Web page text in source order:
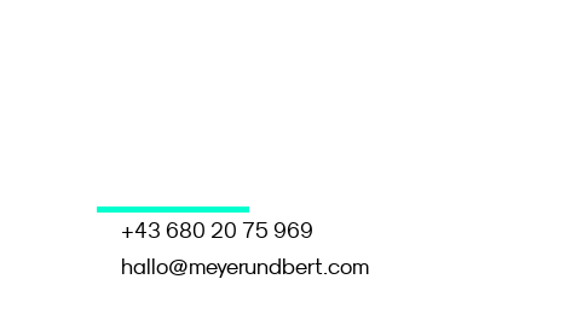
+43 680 20 75 969
hallo@meyerundbert.com